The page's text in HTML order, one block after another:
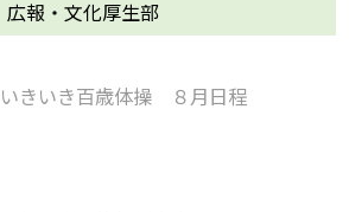
広報・文化厚生部
いきいき百歳体操 ８月日程